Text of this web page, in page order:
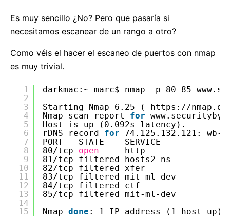
Es muy sencillo ¿No? Pero que pasaría si
necesitamos escanear de un rango a otro?
Como véis el hacer el escaneo de puertos con nmap
es muy trivial.
1
2
3
4
5
6
7
8
9
10
11
12
13
14
15
darkmac:~ marc$ nmap -p 80-85
Starting Nmap 6.25 ( https: //nmap
Nmap scan report for
Host is up (0.092s latency).
rDNS record for 74.125.132.121: wb-
PORT   STATE    SERVICE
80/tcp open
http
81/tcp
filtered hosts2-ns
82/tcp
filtered xfer
83/tcp
filtered mit-ml-dev
84/tcp
filtered ctf
85/tcp
filtered mit-ml-dev
Nmap done : 1 IP address (1 host up)